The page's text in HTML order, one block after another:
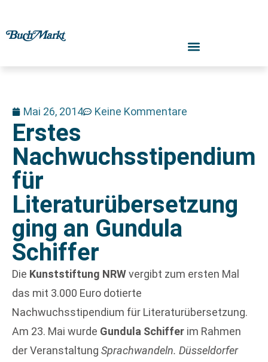
Mai 26, 2014 Keine Kommentare
Erstes
Nachwuchsstipendium
für
Literaturübersetzung
ging an Gundula
Schiffer
Die Kunststiftung NRWvergibt zum ersten Mal
das mit 3.000 Euro dotierte
Nachwuchsstipendium für Literaturübersetzung.
Am 23. Mai wurde Gundula Schiffer im Rahmen
der Veranstaltung Sprachwandeln. Düsseldorfer